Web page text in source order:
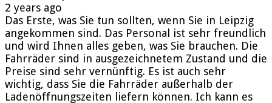
2 years ago
Das Erste, was Sie tun sollten, wenn Sie in Leipzig
angekommen sind. Das Personal ist sehr freundlich
und wird Ihnen alles geben, was Sie brauchen. Die
Fahrräder sind in ausgezeichnetem Zustand und die
Preise sind sehr vernünftig. Es ist auch sehr
wichtig, dass Sie die Fahrräder außerhalb der
Ladenöffnungszeiten liefern können. Ich kann es